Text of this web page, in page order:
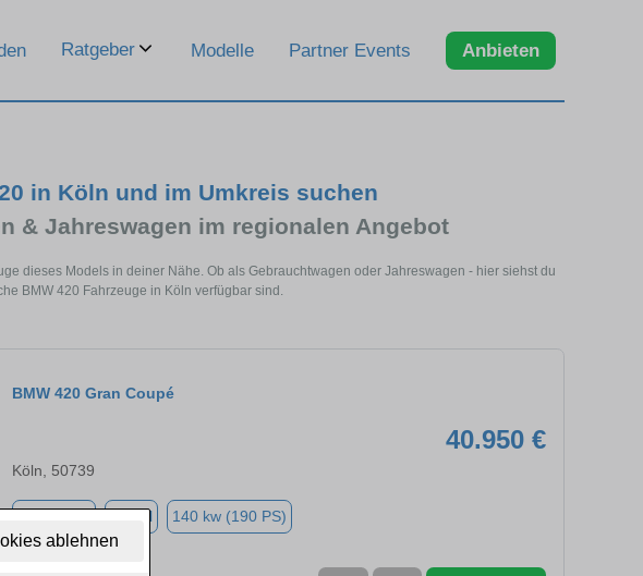
ablehnen
Ratgeber Modelle Partner Events Anbieten
in Köln und im Umkreis suchen
& Jahreswagen im regionalen Angebot
dieses Models in deiner Nähe. Ob als Gebrauchtwagen oder Jahreswagen - hier siehst du
BMW 420 Fahrzeuge in Köln verfügbar sind.
BMW 420 Gran Coupé
40.950 €
Köln, 50739
Diesel 140 kw (190 PS)